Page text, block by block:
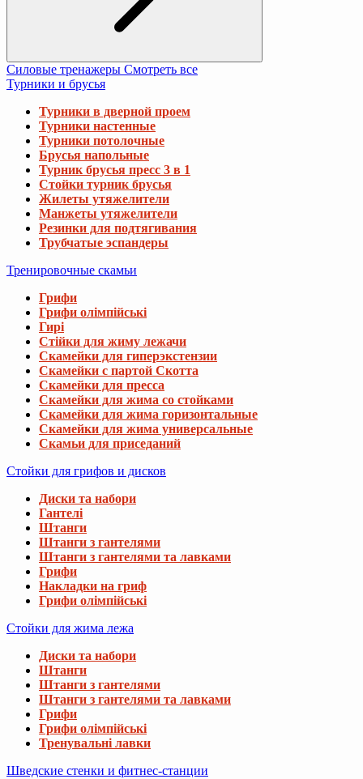
Силовые тренажеры Смотреть все
Турники и брусья
Турники в дверной проем
Турники настенные
Турники потолочные
Брусья напольные
Турник брусья пресс 3 в 1
Стойки турник брусья
Жилеты утяжелители
Манжеты утяжелители
Резинки для подтягивания
Трубчатые эспандеры
Тренировочные скамьи
Грифи
Грифи олімпійські
Гирі
Стійки для жиму лежачи
Скамейки для гиперэкстензии
Скамейки с партой Скотта
Скамейки для пресса
Скамейки для жима со стойками
Скамейки для жима горизонтальные
Скамейки для жима универсальные
Скамьи для приседаний
Стойки для грифов и дисков
Диски та набори
Гантелі
Штанги
Штанги з гантелями
Штанги з гантелями та лавками
Грифи
Накладки на гриф
Грифи олімпійські
Стойки для жима лежа
Диски та набори
Штанги
Штанги з гантелями
Штанги з гантелями та лавками
Грифи
Грифи олімпійські
Тренувальні лавки
Шведские стенки и фитнес-станции